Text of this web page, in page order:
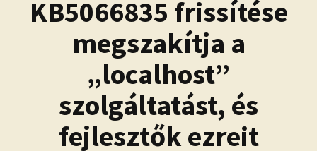
KB5066835 frissítése
megszakítja a
„localhost”
szolgáltatást, és
fejlesztők ezreit